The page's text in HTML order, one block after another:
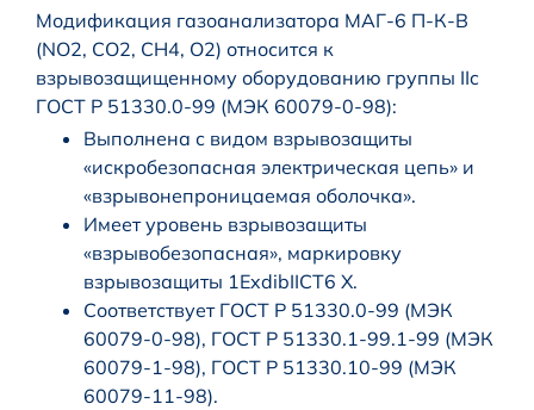
Модификация газоанализатора МАГ-6 П-К-В
(NO2, CO2, CH4, O2) относится к
взрывозащищенному оборудованию группы IIc
ГОСТ Р 51330.0-99 (МЭК 60079-0-98):
Выполнена с видом взрывозащиты
«искробезопасная электрическая цепь» и
«взрывонепроницаемая оболочка».
Имеет уровень взрывозащиты
«взрывобезопасная», маркировку
взрывозащиты 1ExdibIICT6 X.
Соответствует ГОСТ Р 51330.0-99 (МЭК
60079-0-98), ГОСТ Р 51330.1-99.1-99 (МЭК
60079-1-98), ГОСТ Р 51330.10-99 (МЭК
60079-11-98).